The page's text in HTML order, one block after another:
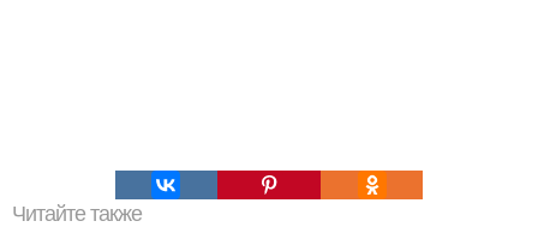
Читайте также